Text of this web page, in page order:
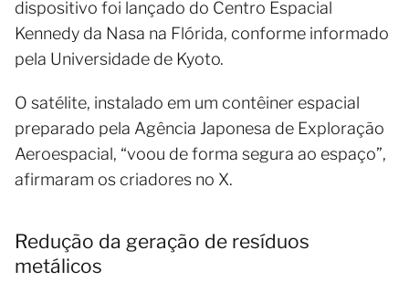
dispositivo foi lançado do Centro Espacial
Kennedy da Nasa na Flórida, conforme informado
pela Universidade de Kyoto.
O satélite, instalado em um contêiner espacial
preparado pela Agência Japonesa de Exploração
Aeroespacial, “voou de forma segura ao espaço”,
afirmaram os criadores no X.
Redução da geração de resíduos
metálicos